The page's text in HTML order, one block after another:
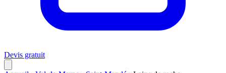
Devis gratuit